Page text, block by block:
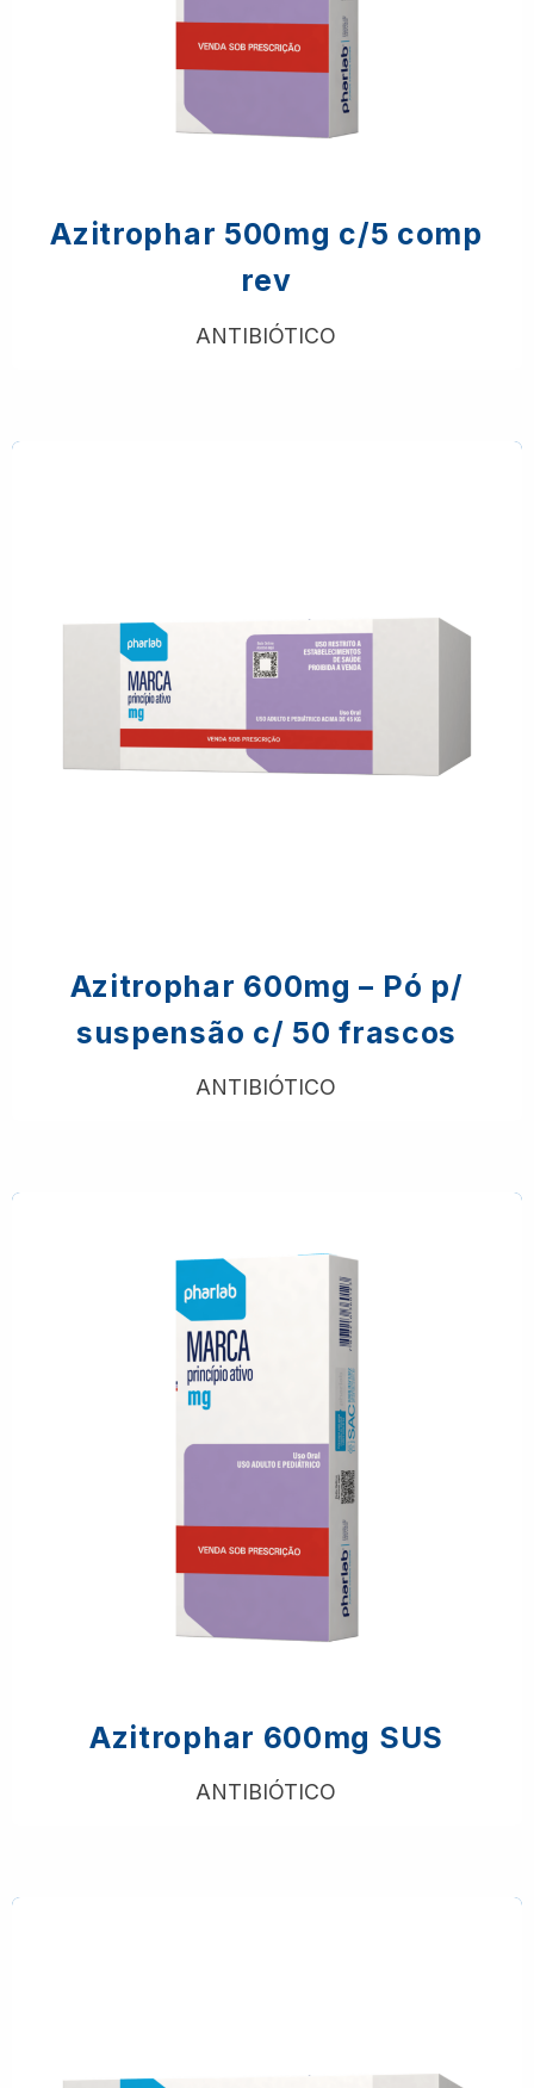
Azitrophar 500mg c/5 comp
rev
ANTIBIÓTICO
Azitrophar 600mg – Pó p/
suspensão c/ 50 frascos
ANTIBIÓTICO
Azitrophar 600mg SUS
ANTIBIÓTICO